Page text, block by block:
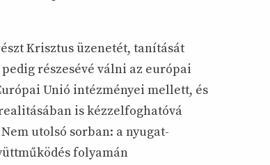
Krisztus üzenetét, tanítását
részesévé válni az európai
Unió intézményei mellett, és
is kézzelfoghatóvá
utolsó sorban: a nyugat-
folyamán